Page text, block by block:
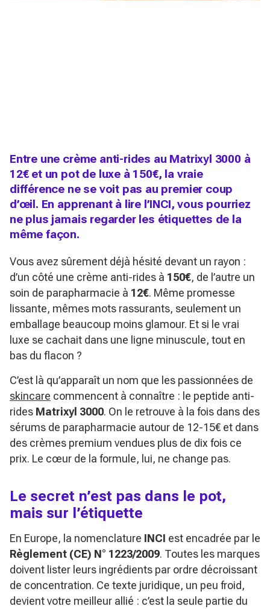
Entre une crème anti-rides au Matrixyl 3000 à
12€ et un pot de luxe à 150€, la vraie
différence ne se voit pas au premier coup
d’œil. En apprenant à lire l’INCI, vous pourriez
ne plus jamais regarder les étiquettes de la
même façon.
Vous avez sûrement déjà hésité devant un rayon :
d’un côté une crème anti-rides à 150€, de l’autre un
soin de parapharmacie à 12€. Même promesse
lissante, mêmes mots rassurants, seulement un
emballage beaucoup moins glamour. Et si le vrai
luxe se cachait dans une ligne minuscule, tout en
bas du flacon ?
C’est là qu’apparaît un nom que les passionnées de
skincare commencent à connaître : le peptide anti-
rides Matrixyl 3000. On le retrouve à la fois dans des
sérums de parapharmacie autour de 12-15€ et dans
des crèmes premium vendues plus de dix fois ce
prix. Le cœur de la formule, lui, ne change pas.
Le secret n’est pas dans le pot,
mais sur l’étiquette
En Europe, la nomenclature INCI est encadrée par le
Règlement (CE) N° 1223/2009. Toutes les marques
doivent lister leurs ingrédients par ordre décroissant
de concentration. Ce texte juridique, un peu froid,
devient votre meilleur allié : c’est la seule partie du